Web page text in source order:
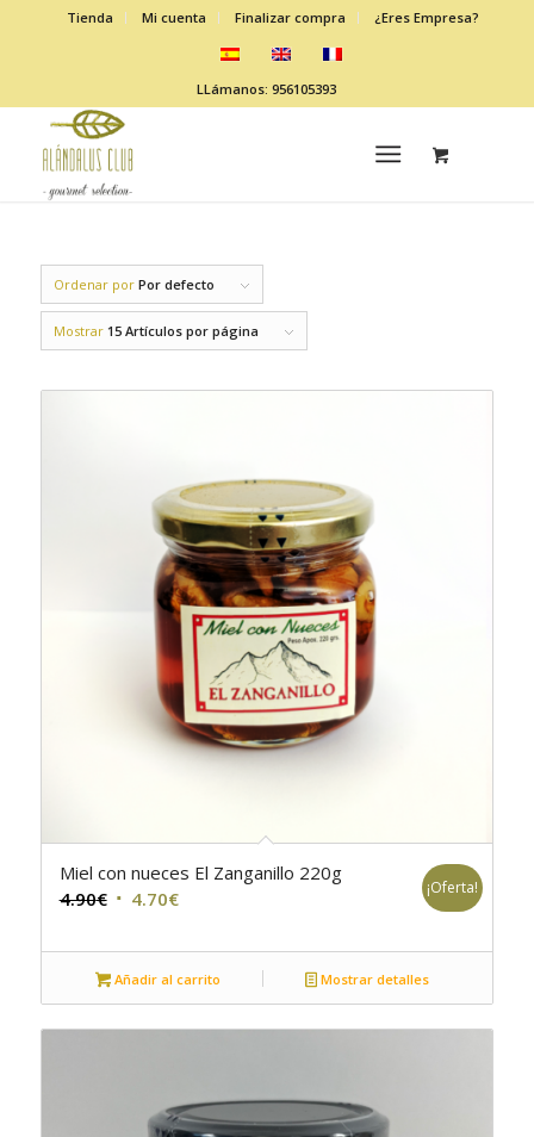
Tienda Mi cuenta Finalizar compra ¿Eres Empresa?
LLámanos: 956105393
Ordenar por Por defecto
Mostrar 15 Artículos por página
Miel con nueces El Zanganillo 220g
4.90€ El
original
era:
4.90€.
4.70€El
actual
es:
4.70€.
¡Oferta!
Añadir al carrito Mostrar detalles